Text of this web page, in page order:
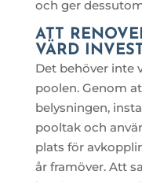
och ger
ATT
VÄRD
Det behöver inte
poolen. Genom
belysningen,
pooltak och
plats för
år framöver. Att